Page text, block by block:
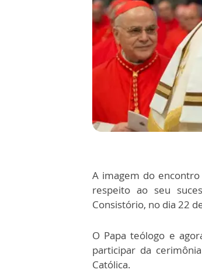
A imagem do
respeito ao seu
Consistório, no dia 22
O Papa teólogo e
participar da
Católica.